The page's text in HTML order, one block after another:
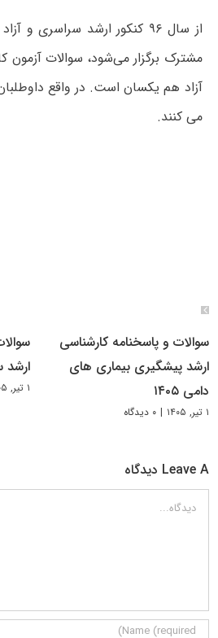
از سال ۹۶ کنکور ارشد
مشترک برگزار می‌شود، سوالات آزمون
آزاد هم یکسان است. در واقع
می کنند.
سوالات و پاسخنامه کارشناسی
ارشد پیشگیری بیماری های
دامی ۱۴۰۵
۱ تیر, ۱۴۰۵ | ۰ دیدگاه
ارشد
۱ تیر, ۱۴۰۵
Leave A دیدگاه
دیدگاه